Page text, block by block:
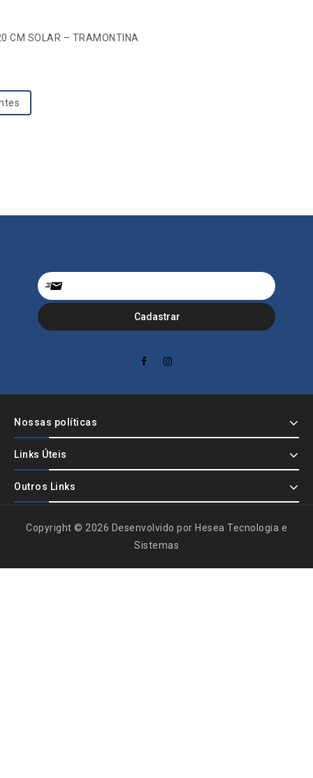
CM SOLAR – TRAMONTINA
Nossas políticas
Links Úteis
Outros Links
Copyright © 2026 Desenvolvido por Hesea Tecnologia e
Sistemas